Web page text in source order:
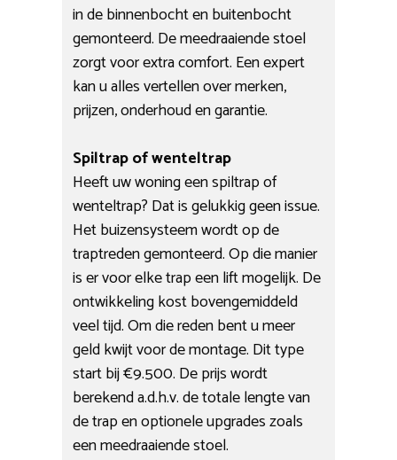
in de binnenbocht en buitenbocht
gemonteerd. De meedraaiende stoel
zorgt voor extra comfort. Een expert
kan u alles vertellen over merken,
prijzen, onderhoud en garantie.
Spiltrap of wenteltrap
Heeft uw woning een spiltrap of
wenteltrap? Dat is gelukkig geen issue.
Het buizensysteem wordt op de
traptreden gemonteerd. Op die manier
is er voor elke trap een lift mogelijk. De
ontwikkeling kost bovengemiddeld
veel tijd. Om die reden bent u meer
geld kwijt voor de montage. Dit type
start bij €9.500. De prijs wordt
berekend a.d.h.v. de totale lengte van
de trap en optionele upgrades zoals
een meedraaiende stoel.